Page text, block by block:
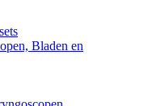
Bladen en